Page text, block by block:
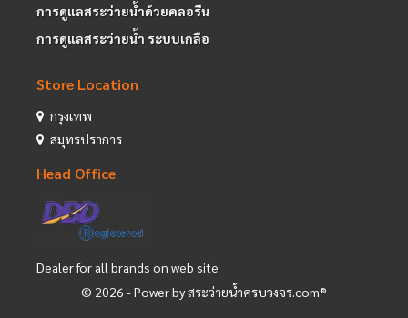
การดูแลสระว่ายน้ำด้วยคลอรีน
การดูแลสระว่ายน้ำ ระบบเกลือ
Store Location
กรุงเทพ
สมุทรปราการ
Head Office
Dealer for all brands on web site
© 2026 - Power by สระว่ายน้ำครบวงจร.com®